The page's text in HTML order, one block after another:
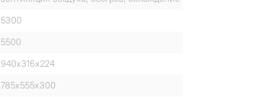
5300
5500
940x316x224
785x555x300